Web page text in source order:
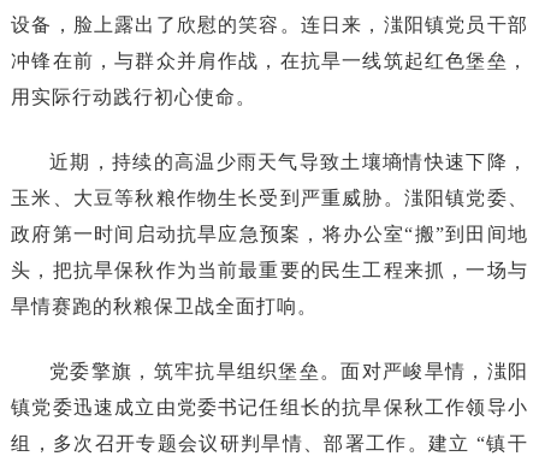
设备，脸上露出了欣慰的笑容。连日来，滍阳镇党员干部
冲锋在前，与群众并肩作战，在抗旱一线筑起红色堡垒，
用实际行动践行初心使命。
近期，持续的高温少雨天气导致土壤墒情快速下降，
玉米、大豆等秋粮作物生长受到严重威胁。滍阳镇党委、
政府第一时间启动抗旱应急预案，将办公室“搬”到田间地
头，把抗旱保秋作为当前最重要的民生工程来抓，一场与
旱情赛跑的秋粮保卫战全面打响。
党委擎旗，筑牢抗旱组织堡垒。面对严峻旱情，滍阳
镇党委迅速成立由党委书记任组长的抗旱保秋工作领导小
组，多次召开专题会议研判旱情、部署工作。建立 “镇干